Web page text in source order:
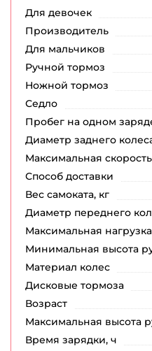
Для девочек
Производитель
Для мальчиков
Ручной тормоз
Ножной тормоз
Седло
Пробег на одном
Диаметр заднего
Максимальная
Способ доставки
Вес самоката, кг
Диаметр переднего
Максимальная
Минимальная высота
Материал колес
Дисковые тормоза
Возраст
Максимальная высота
Время зарядки, ч